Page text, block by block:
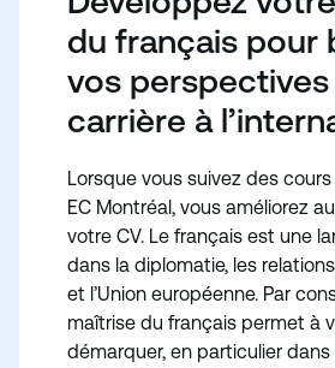
du français pour
vos perspectives
carrière à
Lorsque vous suivez des
EC Montréal, vous améliorez
votre CV. Le français est une
dans la diplomatie, les
et l’Union européenne. Par
maîtrise du français permet à
démarquer, en particulier